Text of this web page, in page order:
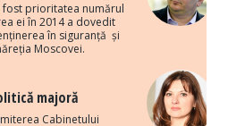
fost prioritatea numărul
ei în 2014 a dovedit
în siguranță și
Moscovei.
majoră
Cabinetului